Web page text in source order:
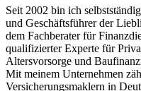
Seit 2002 bin ich
und Geschäftsführer der
dem Fachberater für
qualifizierter Experte für
Altersvorsorge und
Mit meinem Unternehmen
Versicherungsmaklern in